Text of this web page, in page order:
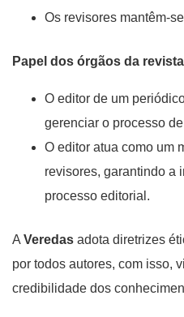
Os revisores mantêm-
Papel dos órgãos da
O editor de um
gerenciar o processo
O editor atua como um
revisores, garantindo a
processo editorial.
A Veredas adota diretrizes
por todos autores, com isso,
credibilidade dos